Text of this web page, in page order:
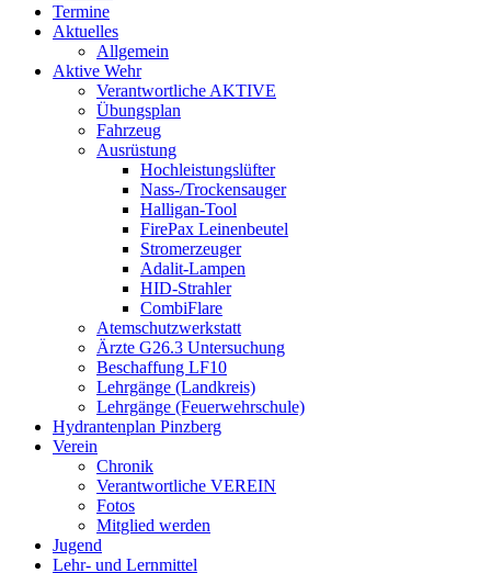
Termine
Aktuelles
Allgemein
Aktive Wehr
Verantwortliche AKTIVE
Übungsplan
Fahrzeug
Ausrüstung
Hochleistungslüfter
Nass-/Trockensauger
Halligan-Tool
FirePax Leinenbeutel
Stromerzeuger
Adalit-Lampen
HID-Strahler
CombiFlare
Atemschutzwerkstatt
Ärzte G26.3 Untersuchung
Beschaffung LF10
Lehrgänge (Landkreis)
Lehrgänge (Feuerwehrschule)
Hydrantenplan Pinzberg
Verein
Chronik
Verantwortliche VEREIN
Fotos
Mitglied werden
Jugend
Lehr- und Lernmittel